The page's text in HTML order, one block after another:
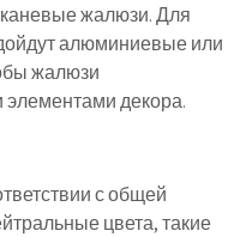
жалюзи. Для
алюминиевые или
жалюзи
декора.
с общей
цвета, такие